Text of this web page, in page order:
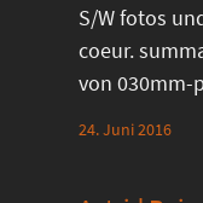
S/W fotos
coeur.
von 030mm-
24. Juni 2016